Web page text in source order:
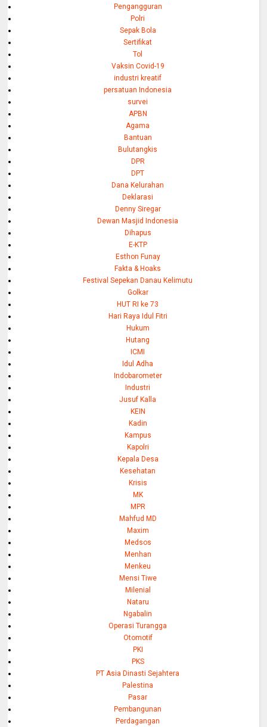
Pengangguran
Polri
Sepak Bola
Sertifikat
Tol
Vaksin Covid-19
industri kreatif
persatuan Indonesia
survei
APBN
Agama
Bantuan
Bulutangkis
DPR
DPT
Dana Kelurahan
Deklarasi
Denny Siregar
Dewan Masjid Indonesia
Dihapus
E-KTP
Esthon Funay
Fakta & Hoaks
Festival Sepekan Danau Kelimutu
Golkar
HUT RI ke 73
Hari Raya Idul Fitri
Hukum
Hutang
ICMI
Idul Adha
Indobarometer
Industri
Jusuf Kalla
KEIN
Kadin
Kampus
Kapolri
Kepala Desa
Kesehatan
Krisis
MK
MPR
Mahfud MD
Maxim
Medsos
Menhan
Menkeu
Mensi Tiwe
Milenial
Nataru
Ngabalin
Operasi Turangga
Otomotif
PKI
PKS
PT Asia Dinasti Sejahtera
Palestina
Pasar
Pembangunan
Perdagangan